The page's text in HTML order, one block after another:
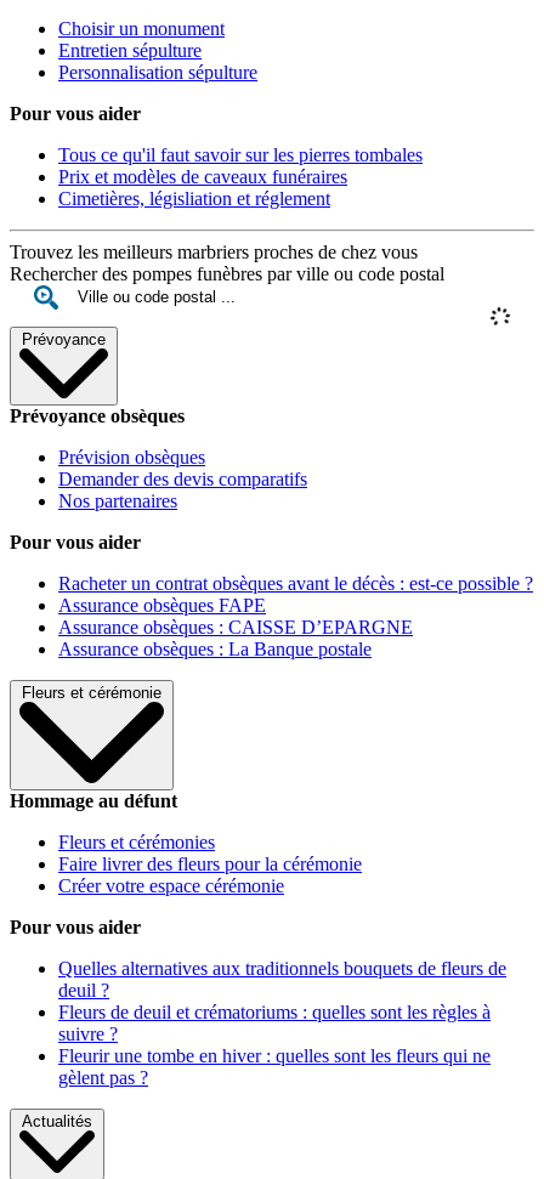
Choisir un monument
Entretien sépulture
Personnalisation sépulture
Pour vous aider
Tous ce qu'il faut savoir sur les pierres tombales
Prix et modèles de caveaux funéraires
Cimetières, législiation et réglement
Trouvez les meilleurs marbriers proches de chez vous
Rechercher des pompes funèbres par ville ou code postal
Prévoyance
Prévoyance obsèques
Prévision obsèques
Demander des devis comparatifs
Nos partenaires
Pour vous aider
Racheter un contrat obsèques avant le décès : est-ce possible ?
Assurance obsèques FAPE
Assurance obsèques : CAISSE D’EPARGNE
Assurance obsèques : La Banque postale
Fleurs et cérémonie
Hommage au défunt
Fleurs et cérémonies
Faire livrer des fleurs pour la cérémonie
Créer votre espace cérémonie
Pour vous aider
Quelles alternatives aux traditionnels bouquets de fleurs de
deuil ?
Fleurs de deuil et crématoriums : quelles sont les règles à
suivre ?
Fleurir une tombe en hiver : quelles sont les fleurs qui ne
gèlent pas ?
Actualités